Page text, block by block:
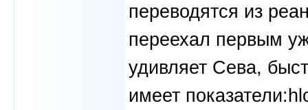
переводятся из
переехал первым
удивляет Сева,
имеет